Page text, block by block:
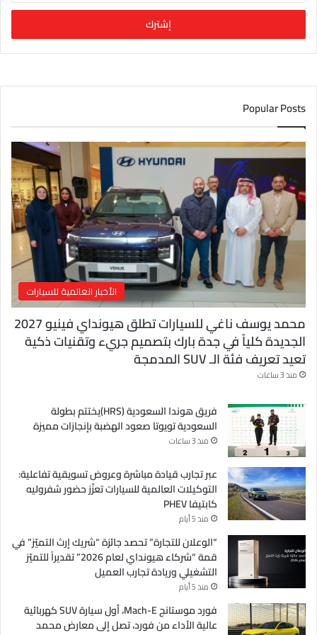
خ
ب
ر
د
ا
ل
إ
ل
ك
ت
ر
و
Popular Posts
الأخبار العالمية للسيارات
محمد يوسف ناغي للسيارات تطلق هيونداي فينيو 2027
الجديدة كلياً في جدة بارك بتصميم جريء وتقنيات ذكية
تعيد تعريف فئة الـ SUV المدمجة
منذ 3 ساعات
فريق هوندا السعودية (HRS)يختتم بطولة
السعودية تويوتا صعود الهضبة بإنجازات مميزة
منذ 3 ساعات
عبر تجارب قيادة مباشرة وعروض تسويقية تفاعلية:
التوكيلات العالمية للسيارات تعزّز حضور شفروليه
كابتيفا PHEV
منذ 5 أيام
“الوعلان للتجارة” تحصد جائزة “شريك إرث التميّز” في
قمة “شركاء هيونداي لعام 2026” تقديراً للتميّز
التشغيلي وريادة تجارب العميل
منذ 5 أيام
فورد موستانج Mach-E، أول سيارة SUV كهربائية
عالية الأداء من فورد، تصل إلى معارض محمد